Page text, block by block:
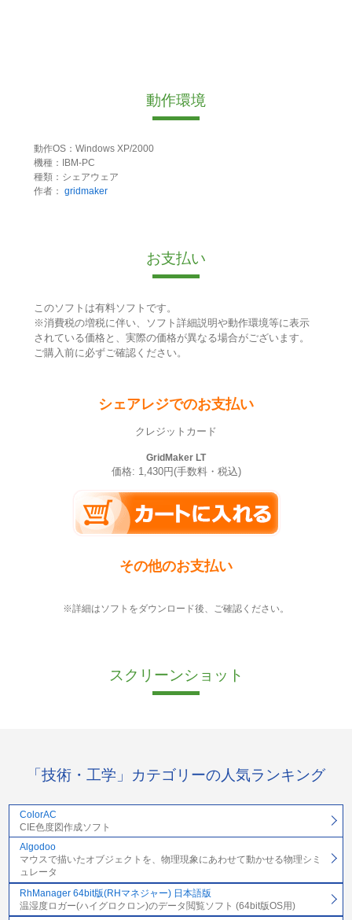
動作環境
動作OS：Windows XP/2000
機種：IBM-PC
種類：シェアウェア
作者： gridmaker
お支払い
このソフトは有料ソフトです。
※消費税の増税に伴い、ソフト詳細説明や動作環境等に表示
されている価格と、実際の価格が異なる場合がございます。
ご購入前に必ずご確認ください。
シェアレジでのお支払い
クレジットカード
GridMaker LT
価格: 1,430円(手数料・税込)
その他のお支払い
※詳細はソフトをダウンロード後、ご確認ください。
スクリーンショット
「技術・工学」カテゴリーの人気ランキング
ColorAC
CIE色度図作成ソフト
Algodoo
マウスで描いたオブジェクトを、物理現象にあわせて動かせる物理シミ
ュレータ
RhManager 64bit版(RHマネジャー) 日本語版
温湿度ロガー(ハイグロクロン)のデータ閲覧ソフト (64bit版OS用)